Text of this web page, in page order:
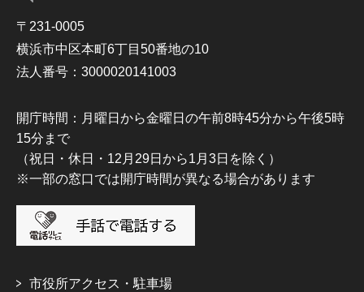
〒231-0005
横浜市中区本町6丁目50番地の10
法人番号：3000020141003
開庁時間：月曜日から金曜日の午前8時45分から午後5時
15分まで
（祝日・休日・12月29日から1月3日を除く）
※一部の窓口では開庁時間が異なる場合があります
市役所アクセス・駐車場